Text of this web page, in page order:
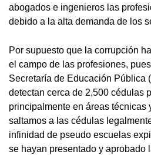
abogados e ingenieros las
debido a la alta demanda de los
Por supuesto que la corrupción
el campo de las profesiones,
Secretaría de Educación Pública
detectan cerca de 2,500 cédulas
principalmente en áreas técnicas
saltamos a las cédulas
infinidad de pseudo escuelas
se hayan presentado y aprobado